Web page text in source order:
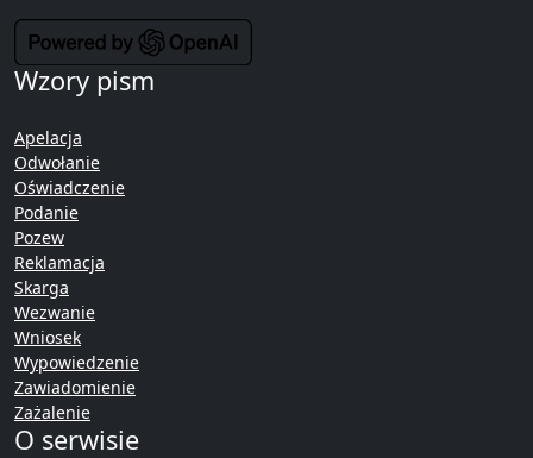
Wzory pism
Apelacja
Odwołanie
Oświadczenie
Podanie
Pozew
Reklamacja
Skarga
Wezwanie
Wniosek
Wypowiedzenie
Zawiadomienie
Zażalenie
O serwisie